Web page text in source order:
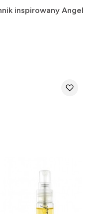
inspirowany Angel